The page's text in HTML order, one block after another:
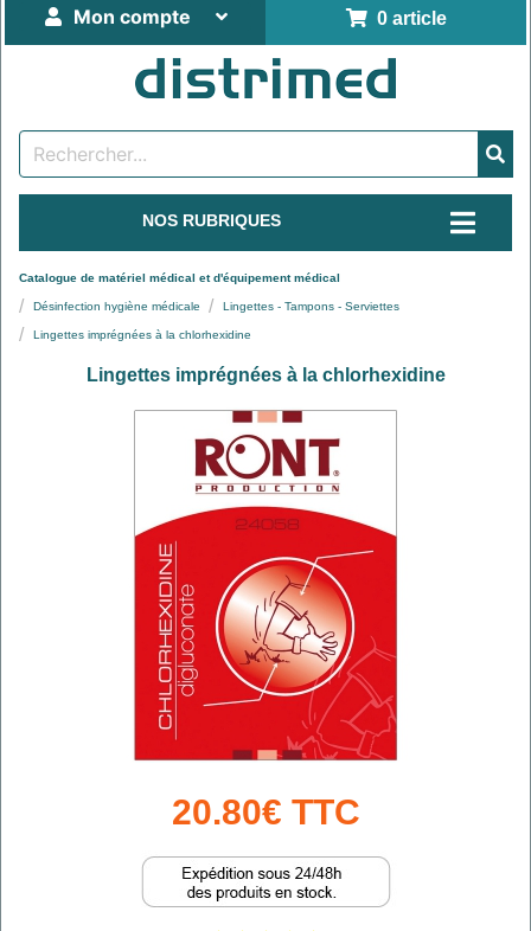
0 article
Mon compte
NOS RUBRIQUES
Catalogue de matériel médical et d'équipement médical
Désinfection hygiène médicale Lingettes - Tampons - Serviettes
Lingettes imprégnées à la chlorhexidine
Lingettes imprégnées à la chlorhexidine
20.80€ TTC